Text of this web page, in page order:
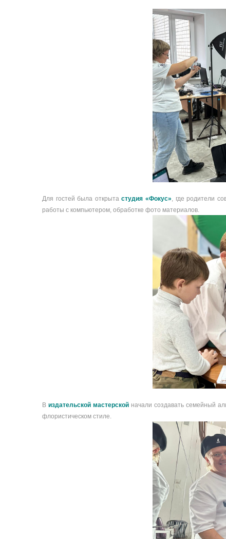
Для гостей была открытастудия «Фокус», где родители
работы с компьютером, обработке фото материалов.
В издательской мастерской начали создавать семейный
флористическом стиле.